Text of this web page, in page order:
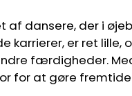
af dansere, der i
karrierer, er ret
færdigheder.
for at gøre